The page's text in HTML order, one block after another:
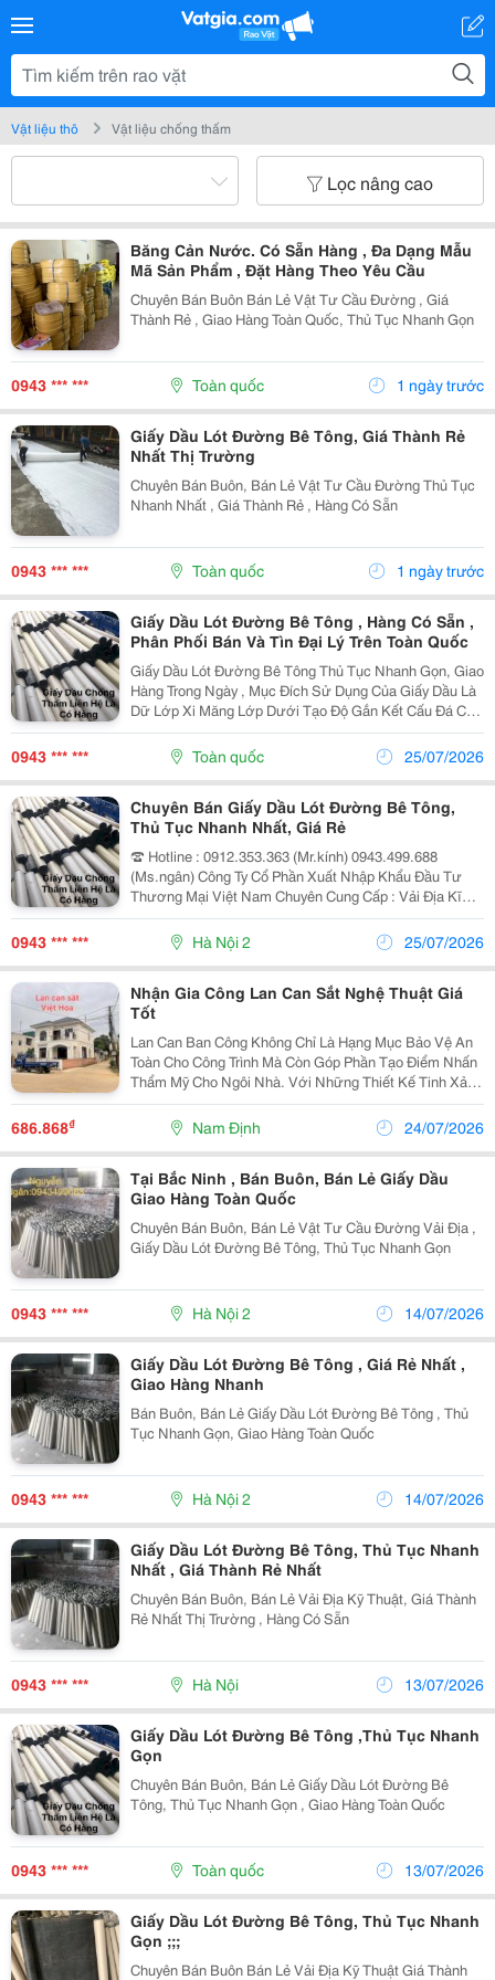
Vật liệu thô Vật liệu chống thấm
Lọc nâng cao
Băng Cản Nước. Có Sẵn Hàng , Đa Dạng Mẫu
Mã Sản Phẩm , Đặt Hàng Theo Yêu Cầu
Chuyên Bán Buôn Bán Lẻ Vật Tư Cầu Đường , Giá
Thành Rẻ , Giao Hàng Toàn Quốc, Thủ Tục Nhanh Gọn
0943 *** *** Toàn quốc 1 ngày trước
Giấy Dầu Lót Đường Bê Tông, Giá Thành Rẻ
Nhất Thị Trường
Chuyên Bán Buôn, Bán Lẻ Vật Tư Cầu Đường Thủ Tục
Nhanh Nhất , Giá Thành Rẻ , Hàng Có Sẵn
0943 *** *** Toàn quốc 1 ngày trước
Giấy Dầu Lót Đường Bê Tông , Hàng Có Sẵn ,
Phân Phối Bán Và Tìn Đại Lý Trên Toàn Quốc
Giấy Dầu Lót Đường Bê Tông Thủ Tục Nhanh Gọn, Giao
Hàng Trong Ngày , Mục Đích Sử Dụng Của Giấy Dầu Là
Dữ Lớp Xi Măng Lớp Dưới Tạo Độ Gắn Kết Cấu Đá Cát
Xi Măng Được Bền Chặt Hơn
0943 *** *** Toàn quốc 25/07/2026
Chuyên Bán Giấy Dầu Lót Đường Bê Tông,
Thủ Tục Nhanh Nhất, Giá Rẻ
☎ Hotline : 0912.353.363 (Mr.kính) 0943.499.688
(Ms.ngân) Công Ty Cổ Phần Xuất Nhập Khẩu Đầu Tư
Thương Mại Việt Nam Chuyên Cung Cấp : Vải Địa Kĩ
Thuật, Giấy Dầu, Tấm Alu, Dầu Máy Biến Thế, Vỉ Thoát
Nước, Matit Chèn Khe, Lưới Địa Kỹ Thuật Cốt...
0943 *** *** Hà Nội 2 25/07/2026
Nhận Gia Công Lan Can Sắt Nghệ Thuật Giá
Tốt
Lan Can Ban Công Không Chỉ Là Hạng Mục Bảo Vệ An
Toàn Cho Công Trình Mà Còn Góp Phần Tạo Điểm Nhấn
Thẩm Mỹ Cho Ngôi Nhà. Với Những Thiết Kế Tinh Xảo,
Sang Trọng, Lan Can Ban Công Sắt Mỹ Thuật Đang Trở
Thành Xu Hướng Được Nhiều Gia Đình, Biệt Thự,
686.868₫ Nam Định 24/07/2026
Tại Bắc Ninh , Bán Buôn, Bán Lẻ Giấy Dầu
Giao Hàng Toàn Quốc
Chuyên Bán Buôn, Bán Lẻ Vật Tư Cầu Đường Vải Địa ,
Giấy Dầu Lót Đường Bê Tông, Thủ Tục Nhanh Gọn
0943 *** *** Hà Nội 2 14/07/2026
Giấy Dầu Lót Đường Bê Tông , Giá Rẻ Nhất ,
Giao Hàng Nhanh
Bán Buôn, Bán Lẻ Giấy Dầu Lót Đường Bê Tông , Thủ
Tục Nhanh Gọn, Giao Hàng Toàn Quốc
0943 *** *** Hà Nội 2 14/07/2026
Giấy Dầu Lót Đường Bê Tông, Thủ Tục Nhanh
Nhất , Giá Thành Rẻ Nhất
Chuyên Bán Buôn, Bán Lẻ Vải Địa Kỹ Thuật, Giá Thành
Rẻ Nhất Thị Trường , Hàng Có Sẵn
0943 *** *** Hà Nội 13/07/2026
Giấy Dầu Lót Đường Bê Tông ,Thủ Tục Nhanh
Gọn
Chuyên Bán Buôn, Bán Lẻ Giấy Dầu Lót Đường Bê
Tông, Thủ Tục Nhanh Gọn , Giao Hàng Toàn Quốc
0943 *** *** Toàn quốc 13/07/2026
Giấy Dầu Lót Đường Bê Tông, Thủ Tục Nhanh
Gọn ;;;
Chuyên Bán Buôn Bán Lẻ Vải Địa Kỹ Thuật Giá Thành